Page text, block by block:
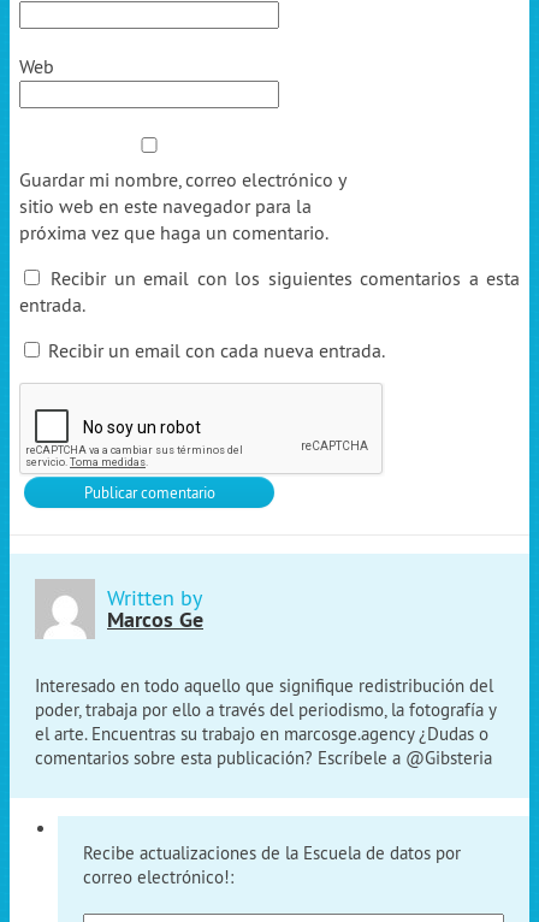
Web
Guardar mi nombre, correo electrónico y
sitio web en este navegador para la
próxima vez que haga un comentario.
Recibir un email con los siguientes comentarios a esta
entrada.
Recibir un email con cada nueva entrada.
Written by
Marcos Ge
Interesado en todo aquello que signifique redistribución del
poder, trabaja por ello a través del periodismo, la fotografía y
el arte. Encuentras su trabajo en marcosge.agency ¿Dudas o
comentarios sobre esta publicación? Escríbele a @Gibsteria
Recibe actualizaciones de la Escuela de datos por
correo electrónico!: